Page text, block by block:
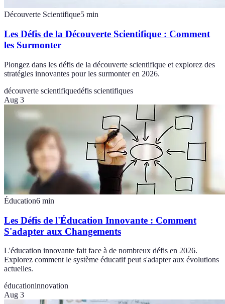
Découverte Scientifique5 min
Les Défis de la Découverte Scientifique : Comment
les Surmonter
Plongez dans les défis de la découverte scientifique et explorez des
stratégies innovantes pour les surmonter en 2026.
découverte scientifiquedéfis scientifiques
Aug 3
Éducation6 min
Les Défis de l'Éducation Innovante : Comment
S'adapter aux Changements
L'éducation innovante fait face à de nombreux défis en 2026.
Explorez comment le système éducatif peut s'adapter aux évolutions
actuelles.
éducationinnovation
Aug 3